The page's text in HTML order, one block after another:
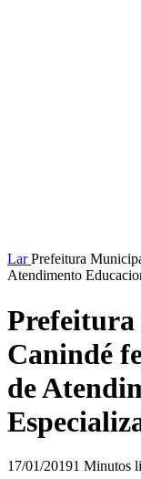
LarPrefeitura
Atendimento
Canindé
de
17/01/20191 Minutos